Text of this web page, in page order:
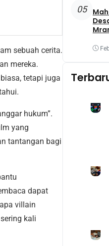
sebuah cerita.
mereka.
tetapi juga
hukum”.
yang
tantangan bagi
dapat
villain
kali
05